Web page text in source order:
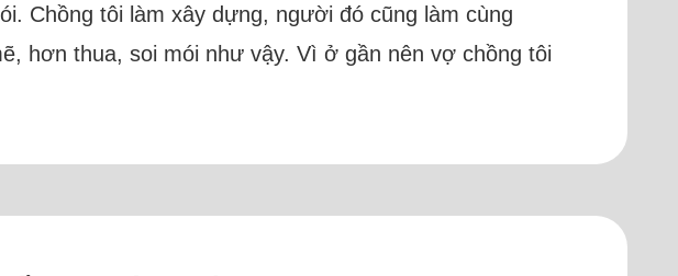
Chồng tôi làm xây dựng, người đó cũng làm cùng
hơn thua, soi mói như vậy. Vì ở gần nên vợ chồng tôi